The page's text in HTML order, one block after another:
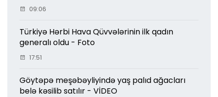
09:06
Türkiyə Hərbi Hava Qüvvələrinin ilk qadın
generalı oldu - Foto
17:51
Göytəpə meşəbəyliyində yaş palıd ağacları
belə kəsilib satılır - VİDEO